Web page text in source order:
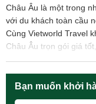
Châu Âu là một trong
với du khách toàn cầu
Cùng Vietworld Travel
Châu Âu trọn gói giá
Bạn muốn khởi